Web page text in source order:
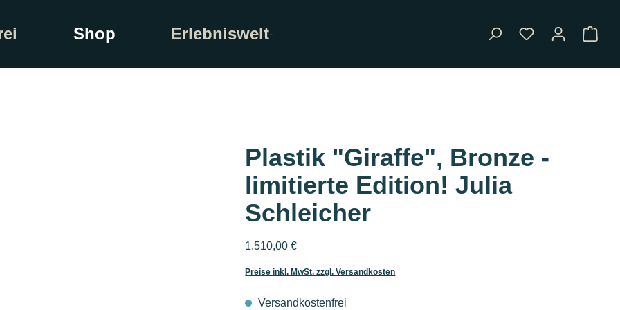
Shop Erlebniswelt
Plastik "Giraffe", Bronze -
limitierte Edition! Julia
Schleicher
Regulärer Preis:
1.510,00 €
Preise inkl. MwSt. zzgl. Versandkosten
Versandkostenfrei